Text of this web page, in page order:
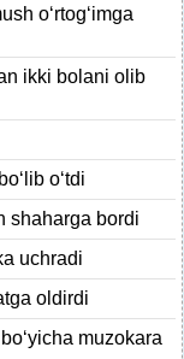
o‘rtog‘imga
ikki bolani olib
o‘tdi
shaharga bordi
uchradi
oldirdi
muzokara